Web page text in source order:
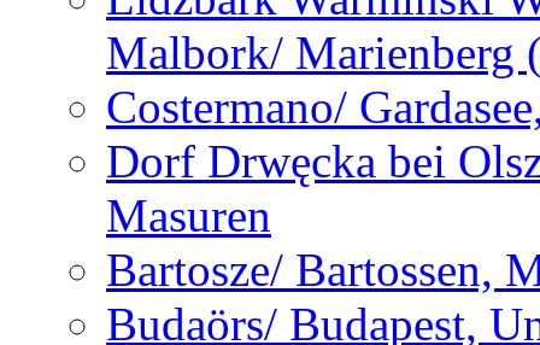
Malbork/ Marienberg
Costermano/
Dorf Drwęcka bei
Masuren
Bartosze/ Bartossen,
Budaörs/ Budapest,